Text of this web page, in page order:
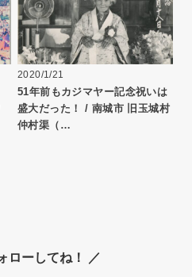
2020/1/21
51年前もカジマヤー記念祝いは
盛大だった！ / 南城市 旧玉城村
仲村渠（…
ローしてね！ ／